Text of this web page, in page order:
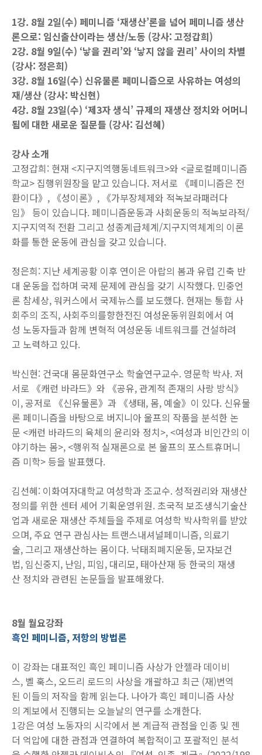
1강. 8월 2일(수) 페미니즘 ‘재생산’론을 넘어 페미니즘 생산
론으로: 임신출산이라는 생산/노동 (강사: 고정갑희)
2강. 8월 9일(수) ‘낳을 권리’와 ‘낳지 않을 권리’ 사이의 차별
(강사: 정은희)
3강. 8월 16일(수) 신유물론 페미니즘으로 사유하는 여성의
재/생산 (강사: 박신현)
4강. 8월 23일(수) ‘제3자 생식’ 규제의 재생산 정치와 어머니
됨에 대한 새로운 질문들 (강사: 김선혜)
강사 소개
고정갑희: 현재 <지구지역행동네트워크>와 <글로컬페미니즘
학교> 집행위원장을 맡고 있습니다. 저서로 《페미니즘은 전
환이다》, 《성이론》, 《가부장체제와 적녹보라패러다
임》 등이 있습니다. 페미니즘운동과 사회운동의 적녹보라적/
지구지역적 전환 그리고 성종계급체계/지구지역체계의 이론
화를 통한 운동에 관심을 갖고 있습니다.
정은희: 지난 세계공황 이후 연이은 아랍의 봄과 유럽 긴축 반
대 운동을 접하며 국제 문제에 관심을 갖기 시작했다. 민중언
론 참세상, 워커스에서 국제뉴스를 보도했다. 현재는 통합 사
회주의 조직, 사회주의를향한전진 여성운동위원회에서 여
성 노동자들과 함께 변혁적 여성운동 네트워크를 건설하려
고 노력하고 있다.
박신현: 건국대 몸문화연구소 학술연구교수. 영문학 박사. 저
서로 《캐런 바라드》와 《공유, 관계적 존재의 사랑 방식》
이, 공저로 《신유물론》과 《생태, 몸, 예술》이 있다. 신유물
론 페미니즘을 바탕으로 버지니아 울프의 작품을 분석한 논
문 <캐런 바라드의 육체의 윤리와 정치>, <여성과 비인간의 이
야기하는 몸>, <행위적 실재론으로 본 울프의 포스트휴머니
즘 미학> 등을 발표했다.
김선혜: 이화여자대학교 여성학과 조교수. 성적권리와 재생산
정의를 위한 센터 셰어 기획운영위원. 초국적 보조생식기술산
업과 새로운 재생산 주체들을 주제로 여성학 박사학위를 받았
으며, 주요 연구 관심사는 트랜스내셔널페미니즘, 의료기
술, 그리고 재생산하는 몸이다. 낙태죄폐지운동, 모자보건
법, 임신중지, 난임, 피임, 대리모, 태아산재 등 한국의 재생
산 정치와 관련된 논문들을 발표해왔다.
8월 월요강좌
흑인 페미니즘, 저항의 방법론
이 강좌는 대표적인 흑인 페미니즘 사상가 안젤라 데이비
스, 벨 훅스, 오드리 로드의 사상을 개괄하고 최근 (재)번역
된 이들의 저작을 함께 읽는다. 나아가 흑인 페미니즘 사상
의 계보에서 진행되는 오늘날의 연구를 소개한다.
1강은 여성 노동자의 시각에서 본 계급적 관점을 인종 및 젠
더 억압에 대한 관점과 연결하여 복합적이고 포괄적인 분석